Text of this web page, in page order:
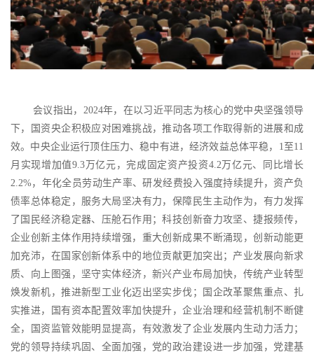
会议指出， 2024年，在以习近平同志为核心的党中央坚强领导
下，国资央企积极应对困难挑战，推动各项工作取得新的进展和成
效。中央企业运行顶住压力、稳中有进，经济效益总体平稳，1至11
月实现增加值9.3万亿元，完成固定资产投资4.2万亿元、同比增长
2.2%，年化全员劳动生产率、研发经费投入强度持续提升，资产负
债率总体稳定，服务大局坚决有力，保障民生主动作为，有力发挥
了国民经济稳定器、压舱石作用；科技创新奋力攻坚、捷报频传，
企业创新主体作用持续增强，重大创新成果不断涌现，创新动能更
加充沛，在国家创新体系中的地位贡献更加突出；产业发展向新求
质、向上图强，坚守实体经济，新兴产业布局加快，传统产业转型
焕发新机，推进新型工业化迈出坚实步伐；国企改革聚焦重点、扎
实推进，国有资本配置效率加快提升，企业治理和经营机制不断健
全，国资监管效能明显提高，有效激发了企业发展内生动力活力；
党的领导持续巩固、全面加强，党的政治建设进一步加强，党建基